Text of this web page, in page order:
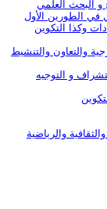
و البحث العلمي
في الطورين الأول
وكذا التكوين
والتعاون والتنشيط
و التوجيه
والرياضية